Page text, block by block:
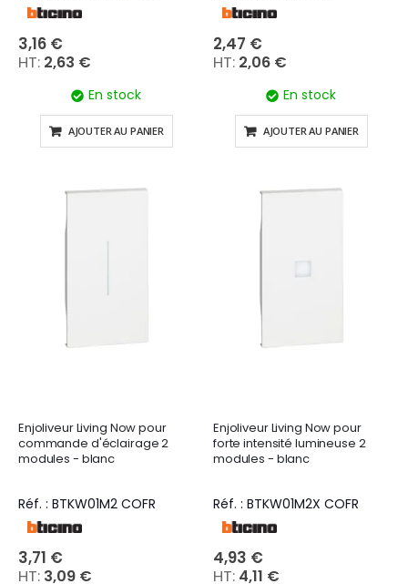
3,16 €
2,63 €
En stock
AJOUTER AU PANIER
2,47 €
2,06 €
En stock
AJOUTER AU PANIER
Enjoliveur Living Now pour
commande d'éclairage 2
modules - blanc
Réf. : BTKW01M2 COFR
3,71 €
3,09 €
Enjoliveur Living Now pour
forte intensité lumineuse 2
modules - blanc
Réf. : BTKW01M2X COFR
4,93 €
4,11 €